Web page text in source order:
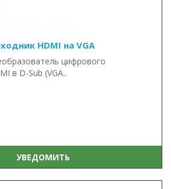
HDMI на VGA
цифрового
в D-Sub (VGA..
УВЕДОМИТЬ